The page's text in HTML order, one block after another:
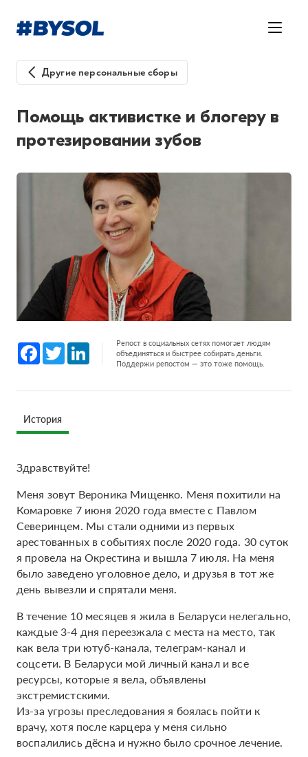
Другие персональные сборы
Помощь активистке и блогеру в
протезировании зубов
Facebook
Twitter LinkedInРепост в социальных сетях помогает людям
объединяться и быстрее собирать деньги.
Поддержи репостом — это тоже помощь.
История
Здравствуйте!
Меня зовут Вероника Мищенко. Меня похитили на
Комаровке 7 июня 2020 года вместе с Павлом
Северинцем. Мы стали одними из первых
арестованных в событиях после 2020 года. 30 суток
я провела на Окрестина и вышла 7 июля. На меня
было заведено уголовное дело, и друзья в тот же
день вывезли и спрятали меня.
В течение 10 месяцев я жила в Беларуси нелегально,
каждые 3-4 дня переезжала с места на место, так
как вела три ютуб-канала, телеграм-канал и
соцсети. В Беларуси мой личный канал и все
ресурсы, которые я вела, объявлены
экстремистскими.
Из-за угрозы преследования я боялась пойти к
врачу, хотя после карцера у меня сильно
воспалились дёсна и нужно было срочное лечение.